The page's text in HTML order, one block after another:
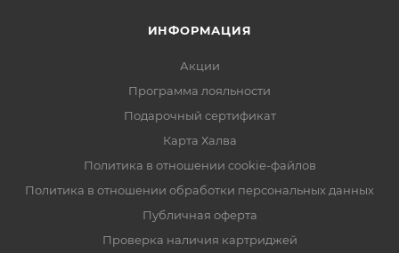
ИНФОРМАЦИЯ
Акции
Программа лояльности
Подарочный сертификат
Карта Халва
Политика в отношении cookie-файлов
Политика в отношении обработки персональных данных
Публичная оферта
Проверка наличия картриджей